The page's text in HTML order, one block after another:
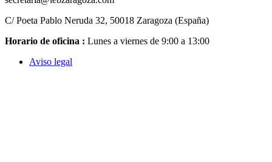
C/ Poeta Pablo Neruda 32, 50018 Zaragoza (España)
Horario de oficina : Lunes a viernes de 9:00 a 13:00
Aviso legal